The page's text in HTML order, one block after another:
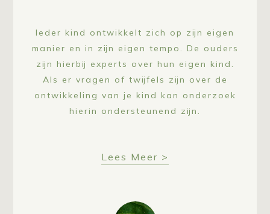
Ieder kind ontwikkelt zich op zijn eigen
manier en in zijn eigen tempo. De ouders
zijn hierbij experts over hun eigen kind.
Als er vragen of twijfels zijn over de
ontwikkeling van je kind kan onderzoek
hierin ondersteunend zijn.
Lees Meer >